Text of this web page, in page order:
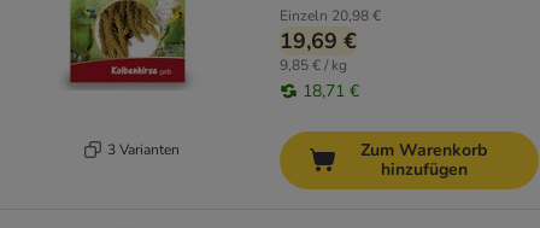
3 Varianten
Einzeln 20,98 €
19,69 €
9,85 € / kg
18,71 €
Zum Warenkorb
hinzufügen